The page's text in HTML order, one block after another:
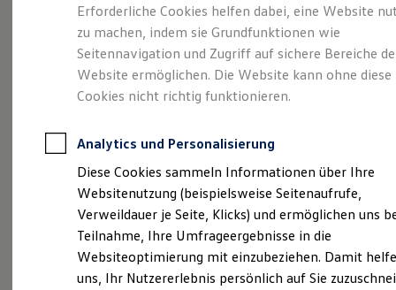
Leasing
Leasing-Angebote
Gebrauchtwagen Leasing
Junge Gebrauchtwagen-Leasing
Elektroauto Leasing
Kleinwagen-Leasing
Leasing ohne Anzahlung
Autokredit mit Schlussrate
Versicherungen und Garantien
Kfz-Versicherung
Restschuldversicherungen
Garantien
Wartungsverträge
Geschäftskunden
Professional Class bei Volkswagen
Großkunden
Behörden
Abenteuer Leben. Der
Tiguan.
Erforderliche Cookies helfen dabei, eine Website
zu machen, indem sie Grundfunktionen wie
Seitennavigation und Zugriff auf sichere Bereiche
Website ermöglichen. Die Website kann ohne diese
Cookies nicht richtig funktionieren.
Analytics und Personalisierung
Diese Cookies sammeln Informationen über Ihre
Websitenutzung (beispielsweise Seitenaufrufe,
Verweildauer je Seite, Klicks) und ermöglichen uns
Teilnahme, Ihre Umfrageergebnisse in die
Websiteoptimierung mit einzubeziehen. Damit
uns, Ihr Nutzererlebnis persönlich auf Sie